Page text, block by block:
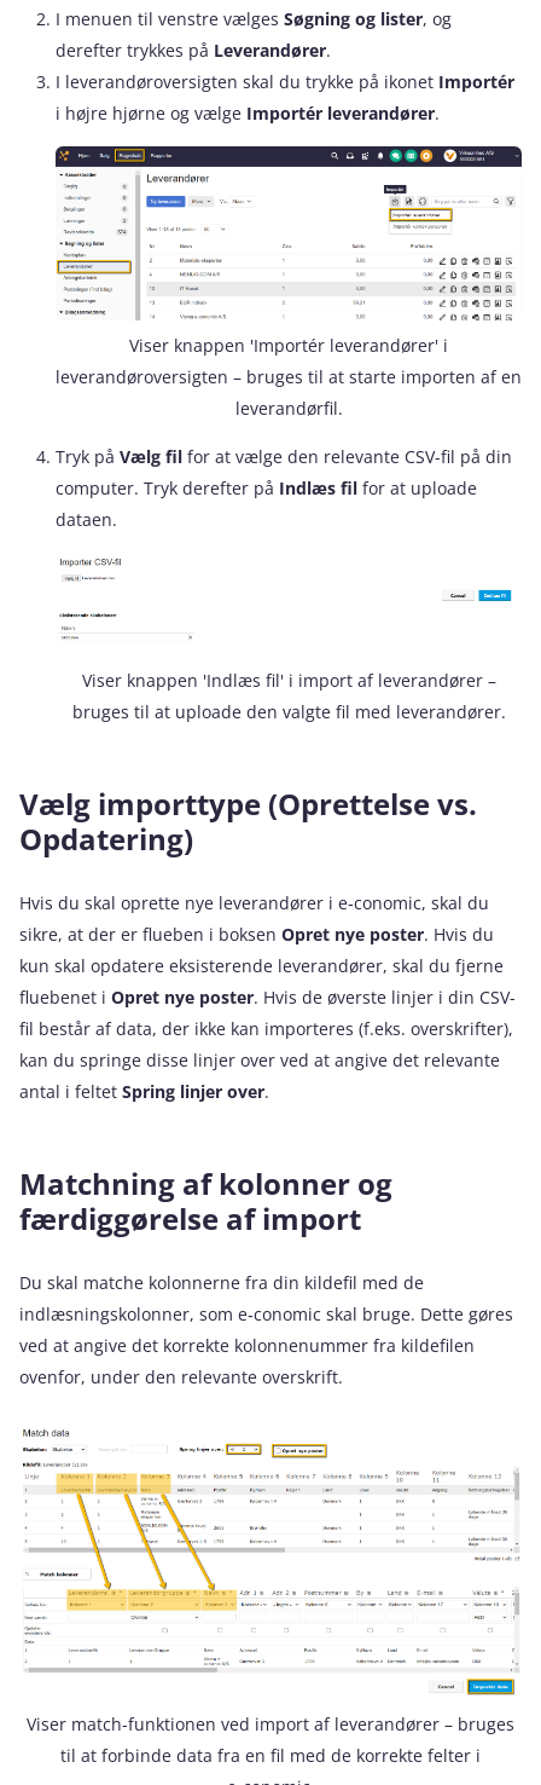
I menuen til venstre vælges Søgning og lister, og
derefter trykkes på Leverandører.
I leverandøroversigten skal du trykke på ikonet Importér
i højre hjørne og vælge Importér leverandører.
Viser knappen 'Importér leverandører' i
leverandøroversigten – bruges til at starte importen af en
leverandørfil.
Tryk på Vælg fil for at vælge den relevante CSV-fil på din
computer. Tryk derefter på Indlæs fil for at uploade
dataen.
Viser knappen 'Indlæs fil' i import af leverandører –
bruges til at uploade den valgte fil med leverandører.
Vælg importtype (Oprettelse vs.
Opdatering)
Hvis du skal oprette nye leverandører i e‑conomic, skal du
sikre, at der er flueben i boksen Opret nye poster. Hvis du
kun skal opdatere eksisterende leverandører, skal du fjerne
fluebenet i Opret nye poster. Hvis de øverste linjer i din CSV-
fil består af data, der ikke kan importeres (f.eks. overskrifter),
kan du springe disse linjer over ved at angive det relevante
antal i feltet Spring linjer over.
Matchning af kolonner og
færdiggørelse af import
Du skal matche kolonnerne fra din kildefil med de
indlæsningskolonner, som e‑conomic skal bruge. Dette gøres
ved at angive det korrekte kolonnenummer fra kildefilen
ovenfor, under den relevante overskrift.
Viser match-funktionen ved import af leverandører – bruges
til at forbinde data fra en fil med de korrekte felter i